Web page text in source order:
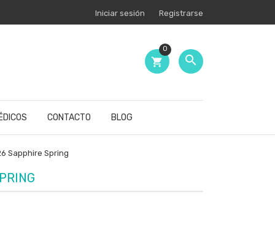
Iniciar sesión Registrarse

shopping_cart
0
CONTACTO BLOG
Sapphire Spring